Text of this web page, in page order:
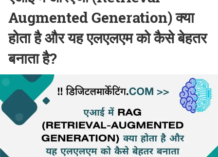
Augmented Generation) क्या
होता है और यह एलएलएम को कैसे बेहतर
बनाता है?